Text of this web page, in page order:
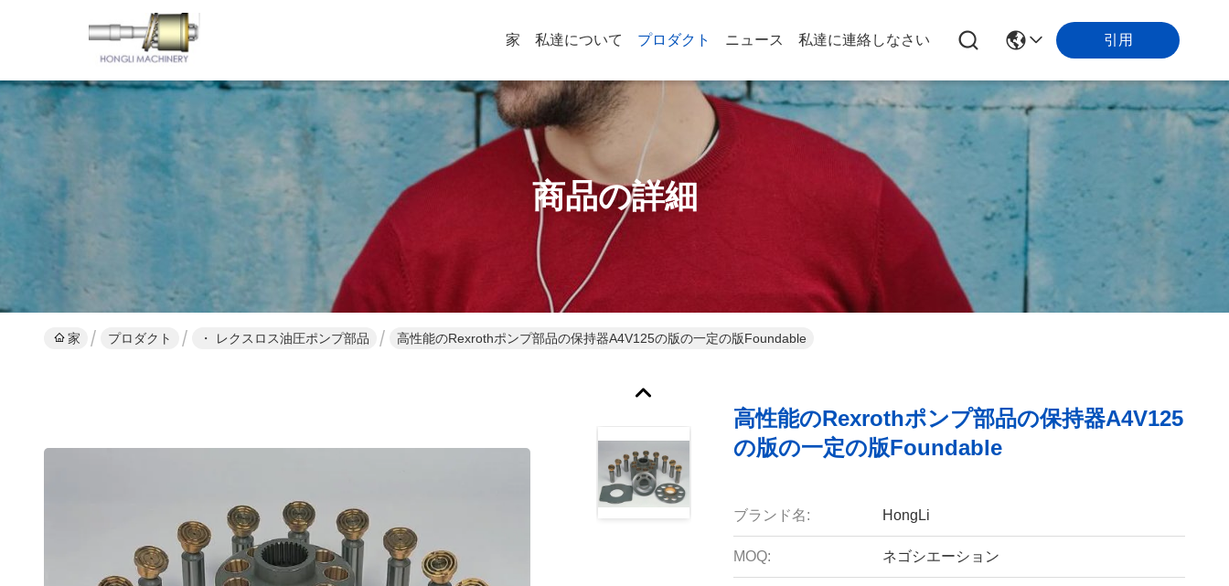
家 私達について プロダクト ニュース 私達に連絡しなさい 引用
商品の詳細
家 プロダクト ・ レクスロス油圧ポンプ部品 高性能のRexrothポンプ部品の保持器A4V125の版の一定の版Foundable
高性能のRexrothポンプ部品の保持器A4V125
の版の一定の版Foundable
ブランド名: HongLi
MOQ: ネゴシエーション